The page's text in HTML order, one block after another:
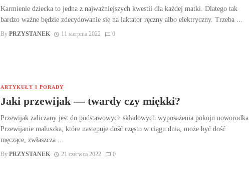
Karmienie dziecka to jedna z najważniejszych kwestii dla każdej matki. Dlatego tak
bardzo ważne będzie zdecydowanie się na laktator ręczny albo elektryczny. Trzeba ...
By PRZYSTANEK 11 sierpnia 2022 0
ARTYKUŁY I PORADY
Jaki przewijak — twardy czy miękki?
Przewijak zaliczany jest do podstawowych składowych wyposażenia pokoju noworodka.
Przewijanie maluszka, które następuje dość często w ciągu dnia, może być dość
męczące, zwłaszcza ...
By PRZYSTANEK 21 czerwca 2022 0